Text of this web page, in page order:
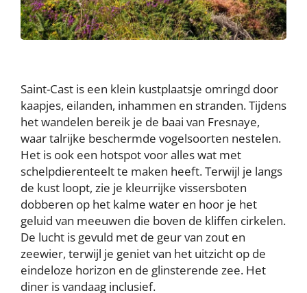
Saint-Cast is een klein kustplaatsje omringd door
kaapjes, eilanden, inhammen en stranden. Tijdens
het wandelen bereik je de baai van Fresnaye,
waar talrijke beschermde vogelsoorten nestelen.
Het is ook een hotspot voor alles wat met
schelpdierenteelt te maken heeft. Terwijl je langs
de kust loopt, zie je kleurrijke vissersboten
dobberen op het kalme water en hoor je het
geluid van meeuwen die boven de kliffen cirkelen.
De lucht is gevuld met de geur van zout en
zeewier, terwijl je geniet van het uitzicht op de
eindeloze horizon en de glinsterende zee. Het
diner is vandaag inclusief.